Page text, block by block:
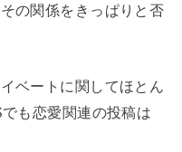
の関係をきっぱりと否
ベートに関してほとん
も恋愛関連の投稿は